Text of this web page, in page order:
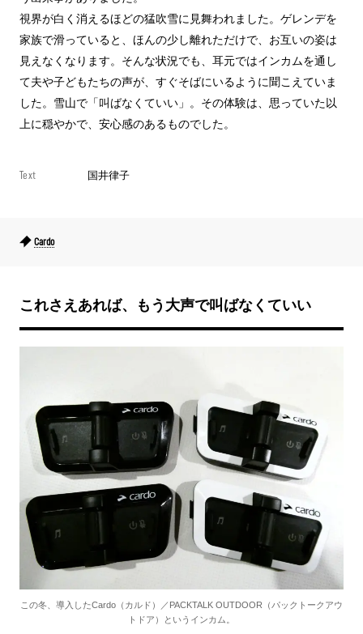
視界が白く消えるほどの猛吹雪に見舞われました。ゲレンデを
家族で滑っていると、ほんの少し離れただけで、お互いの姿は
見えなくなります。そんな状況でも、耳元ではインカムを通し
て夫や子どもたちの声が、すぐそばにいるように聞こえていま
した。雪山で「叫ばなくていい」。その体験は、思っていた以
上に穏やかで、安心感のあるものでした。
Text 国井律子
Cardo
これさえあれば、もう大声で叫ばなくていい
この冬、導入したCardo（カルド）／PACKTALK OUTDOOR（パックトークアウ
トドア）というインカム。